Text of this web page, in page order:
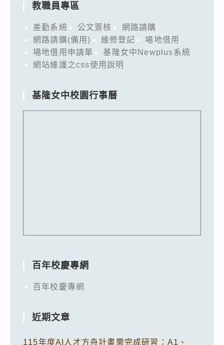
教職員專區
差勤系統 公文簽核
網路請購
網路請購(備用)
維修登記
場地借用
場地借用申請單
基隆女中Newplus系統
網站維護之css使用說明
基隆女中校園行事曆
百年校慶專網
百年校慶專網
近期文章
115年度AI人才方舟計畫需完成研習：A1、